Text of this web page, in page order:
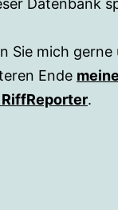
Datenbank
Sie mich gerne
Ende
.